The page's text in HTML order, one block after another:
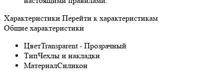
Характеристики Перейти к характеристикам
Общие характеристики
ЦветTransparent - Прозрачный
ТипЧехлы и накладки
МатериалСиликон